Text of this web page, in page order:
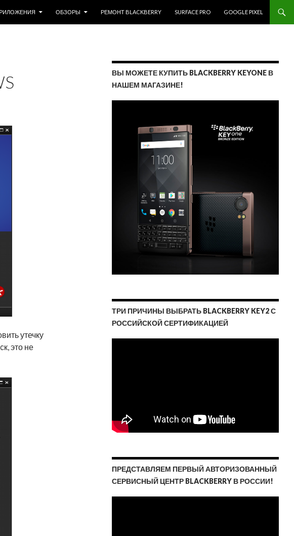
ОБЗОРЫ РЕМОНТ BLACKBERRY SURFACE PRO GOOGLE PIXEL
утечку
это не
ВЫ МОЖЕТЕ КУПИТЬ BLACKBERRY KEYONE В
НАШЕМ МАГАЗИНЕ!
ТРИ ПРИЧИНЫ ВЫБРАТЬ BLACKBERRY KEY2 С
РОССИЙСКОЙ СЕРТИФИКАЦИЕЙ
ПРЕДСТАВЛЯЕМ ПЕРВЫЙ АВТОРИЗОВАННЫЙ
СЕРВИСНЫЙ ЦЕНТР BLACKBERRY В РОССИИ!